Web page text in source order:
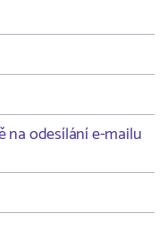
na odesílání e-mailu